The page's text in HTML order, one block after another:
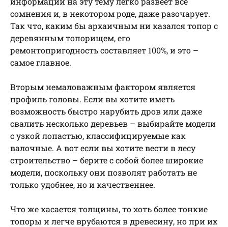
сомнения и, в некотором роде, даже разочарует.
Так что, каким бы архаичным ни казался топор с
деревянным топорищем, его
ремонтопригодность составляет 100%, и это –
самое главное.
Вторым немаловажным фактором является
профиль головы. Если вы хотите иметь
возможность быстро нарубить дров или даже
свалить несколько деревьев – выбирайте модели
с узкой лопастью, классифицируемые как
валочные. А вот если вы хотите вести в лесу
строительство – берите с собой более широкие
модели, поскольку они позволят работать не
только удобнее, но и качественнее.
Что же касается толщины, то хоть более тонкие
топоры и легче врубаются в древесину, но при их